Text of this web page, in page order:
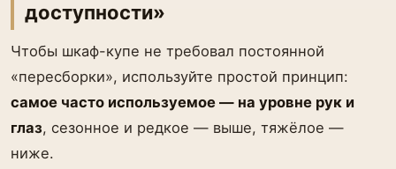
доступности»
Чтобы шкаф-купе не требовал постоянной
«пересборки», используйте простой принцип:
самое часто используемое — на уровне рук и
глаз, сезонное и редкое — выше, тяжёлое —
ниже.